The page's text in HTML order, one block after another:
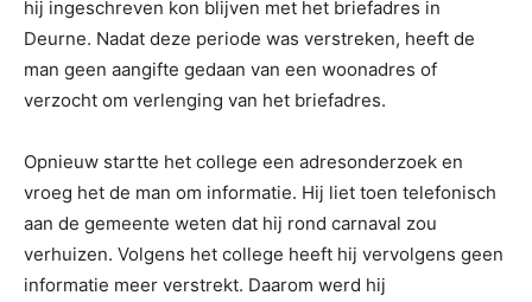
hij ingeschreven kon blijven met het briefadres in
Deurne. Nadat deze periode was verstreken, heeft de
man geen aangifte gedaan van een woonadres of
verzocht om verlenging van het briefadres.
Opnieuw startte het college een adresonderzoek en
vroeg het de man om informatie. Hij liet toen telefonisch
aan de gemeente weten dat hij rond carnaval zou
verhuizen. Volgens het college heeft hij vervolgens geen
informatie meer verstrekt. Daarom werd hij